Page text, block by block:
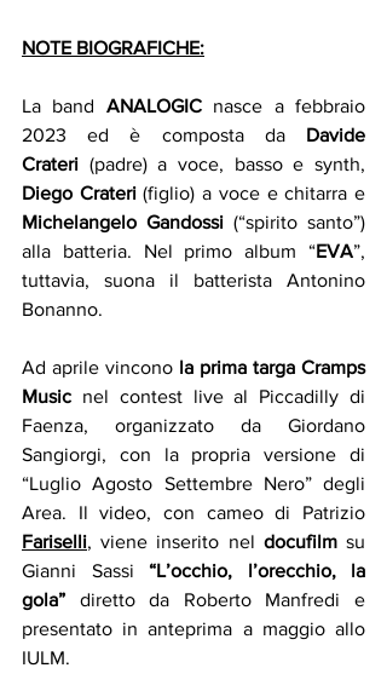
NOTE BIOGRAFICHE:
La band ANALOGIC nasce a febbraio
2023 ed è composta da Davide
Crateri
Diego Crateri
Michelangelo Gandossi (“spirito santo”)
alla batteria. Nel primo album “EVA”,
tuttavia, suona il batterista Antonino
Bonanno.
Ad aprile vincono la prima targa Cramps
Music nel contest live al Piccadilly di
Faenza, organizzato da Giordano
Sangiorgi, con la propria versione di
“Luglio Agosto Settembre Nero” degli
Fariselli, viene inserito nel docufilm su
Gianni Sassi “L’occhio, l’orecchio, la
gola” diretto da Roberto Manfredi e
presentato in anteprima a maggio allo
IULM.